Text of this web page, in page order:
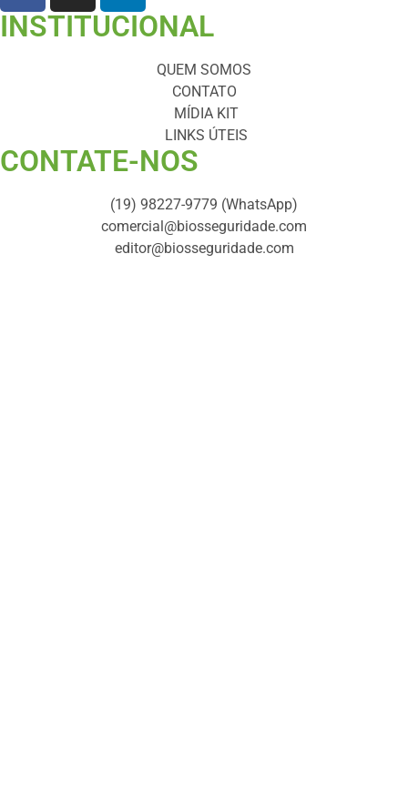
INSTITUCIONAL
QUEM SOMOS
CONTATO
MÍDIA KIT
LINKS ÚTEIS
CONTATE-NOS ​
(19) 98227-9779 (WhatsApp)
comercial@biosseguridade.com
editor@biosseguridade.com